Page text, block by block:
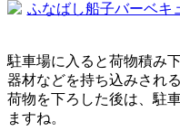
駐車場に入ると荷物積み
器材などを持ち込みされ
荷物を下ろした後は、駐
ますね。